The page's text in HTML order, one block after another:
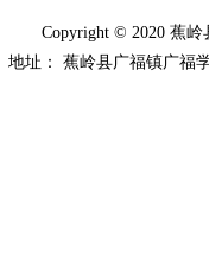
Copyright © 2020 蕉
地址： 蕉岭县广福镇广福